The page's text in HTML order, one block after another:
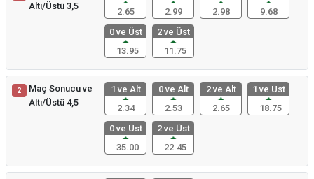
Altı/Üstü 3,5
2.65
2.99
2.98
9.68
0 ve Üst
13.95
2 ve Üst
11.75
2
Maç Sonucu ve
Altı/Üstü 4,5
1 ve Alt
2.34
0 ve Alt
2.53
2 ve Alt
2.65
1 ve Üst
18.75
0 ve Üst
35.00
2 ve Üst
22.45